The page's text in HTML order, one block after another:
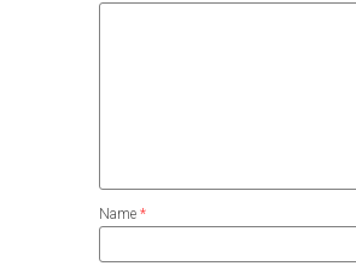
Name *